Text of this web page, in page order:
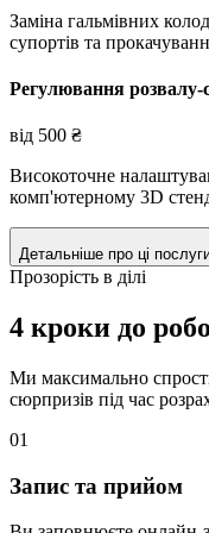
Заміна гальмівних
супортів та
Регулювання розвалу-
від 500 ₴
Високоточне
комп'ютерному 3D
Детальніше про ці
Прозорість в ділі
4 кроки до
Ми максимально
сюрпризів під час
01
Запис та прийом